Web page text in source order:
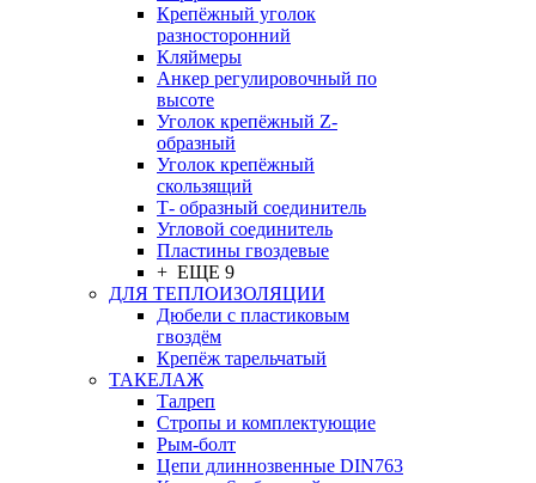
Крепёжный уголок
разносторонний
Кляймеры
Анкер регулировочный по
высоте
Уголок крепёжный Z-
образный
Уголок крепёжный
скользящий
Т- образный соединитель
Угловой соединитель
Пластины гвоздевые
+ ЕЩЕ 9
ДЛЯ ТЕПЛОИЗОЛЯЦИИ
Дюбели с пластиковым
гвоздём
Крепёж тарельчатый
ТАКЕЛАЖ
Талреп
Стропы и комплектующие
Рым-болт
Цепи длиннозвенные DIN763